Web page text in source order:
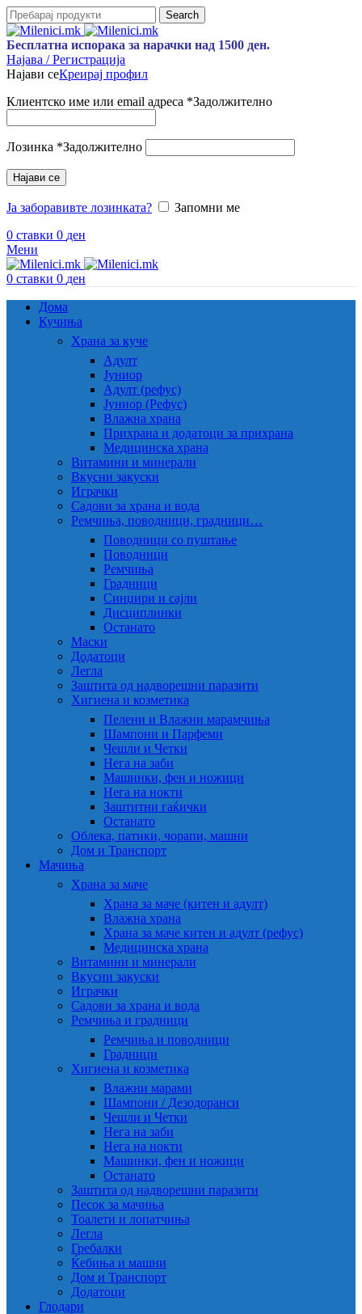
Search
Бесплатна испорака за нарачки над 1500 ден.
Најава / Регистрација
Најави сеКреирај профил
Клиентско име или email адреса *Задолжително
Лозинка *Задолжително
Најави се
Ја заборавивте лозинката?
Запомни ме
0 ставки 0 ден
Мени
0 ставки 0 ден
Дома
Кучиња
Храна за куче
Адулт
Јуниор
Адулт (рефус)
Јуниор (Рефус)
Влажна храна
Прихрана и додатоци за прихрана
Медицинска храна
Витамини и минерали
Вкусни закуски
Играчки
Садови за храна и вода
Ремчиња, поводници, градници…
Поводници со пуштање
Поводници
Ремчиња
Градници
Синџири и сајли
Дисциплинки
Останато
Маски
Додатоци
Легла
Заштита од надворешни паразити
Хигиена и козметика
Пелени и Влажни марамчиња
Шампони и Парфеми
Чешли и Четки
Нега на заби
Машинки, фен и ножици
Нега на нокти
Заштитни гаќички
Останато
Облека, патики, чорапи, машни
Дом и Транспорт
Мачиња
Храна за маче
Храна за маче (китен и адулт)
Влажна храна
Храна за маче китен и адулт (рефус)
Медицинска храна
Витамини и минерали
Вкусни закуски
Играчки
Садови за храна и вода
Ремчиња и градници
Ремчиња и поводници
Градници
Хигиена и козметика
Влажни марами
Шампони / Дезодоранси
Чешли и Четки
Нега на заби
Нега на нокти
Машинки, фен и ножици
Останато
Заштита од надворешни паразити
Песок за мачиња
Тоалети и лопатчиња
Легла
Гребалки
Ќебиња и машни
Дом и Транспорт
Додатоци
Глодари